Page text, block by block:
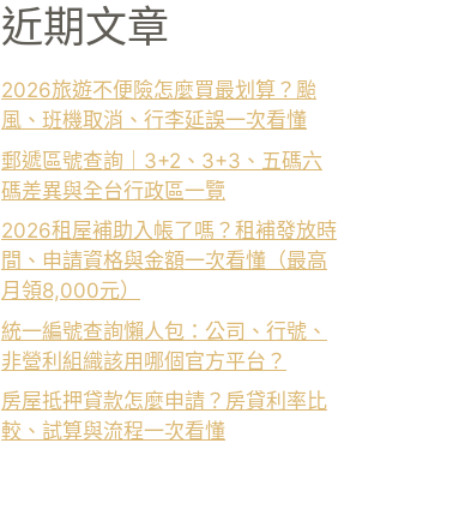
近期文章
2026旅遊不便險怎麼買最划算？颱
風、班機取消、行李延誤一次看懂
郵遞區號查詢｜3+2、3+3、五碼六
碼差異與全台行政區一覽
2026租屋補助入帳了嗎？租補發放時
間、申請資格與金額一次看懂（最高
月領8,000元）
統一編號查詢懶人包：公司、行號、
非營利組織該用哪個官方平台？
房屋抵押貸款怎麼申請？房貸利率比
較、試算與流程一次看懂